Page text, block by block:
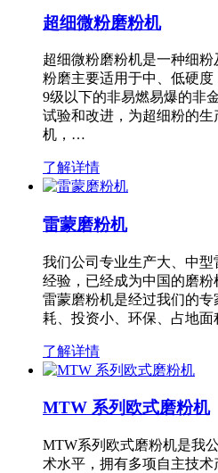
超细微粉磨粉机
超细微粉磨粉机是一种细
粉磨主要适用于中、低硬
9级以下的非易燃易爆的非
试验和改进，为超细粉的
机，…
了解详情
雷蒙磨粉机
我们公司专业生产大、中
经验，已经成为中国的磨粉
雷蒙磨粉机是经过我们的
耗、投资小、环保、占地
了解详情
MTW 系列欧式磨粉机
MTW系列欧式磨粉机是我
术水平，拥有多项自主技